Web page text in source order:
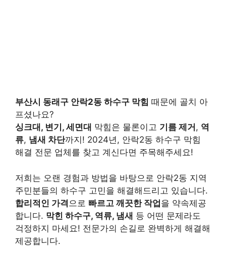
부산시 동래구 안락2동 하수구 막힘 때문에 골치 아
프셨나요?
싱크대, 변기, 세면대 막힘은 물론이고 기름 제거 , 역
류, 냄새 차단까지! 2024년, 안락2동 하수구 막힘
해결 전문 업체를 찾고 계신다면 주목해주세요!
저희는 오랜 경험과 방법을 바탕으로 안락2동 지역
주민분들의 하수구 고민을 해결해드리고 있습니다.
합리적인 가격 으로 빠르고 깨끗한 작업을 약속제공
합니다. 막힌 하수구, 역류, 냄새 등 어떤 문제라도
걱정하지 마세요! 전문가의 손길로 완벽하게 해결해
제공합니다.